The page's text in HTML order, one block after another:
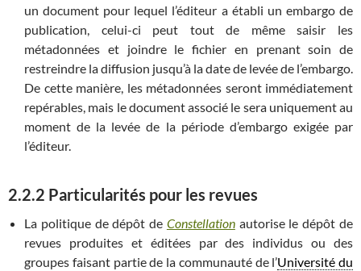
un document pour lequel l’éditeur a établi un embargo de
publication, celui-ci peut tout de même saisir les
métadonnées et joindre le fichier en prenant soin de
restreindre la diffusion jusqu’à la date de levée de l’embargo.
De cette manière, les métadonnées seront immédiatement
repérables, mais le document associé le sera uniquement au
moment de la levée de la période d’embargo exigée par
l’éditeur.
2.2.2 Particularités pour les revues
La politique de dépôt de Constellationautorise le dépôt de
revues produites et éditées par des individus ou des
groupes faisant partie de la communauté de l’Université du